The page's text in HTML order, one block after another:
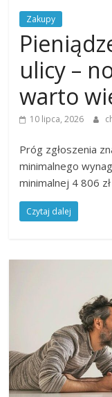
Zakupy
ulicy –
warto
10 lipca, 2026
Próg zgłoszenia
minimalnego
minimalnej 4 806
Czytaj dalej